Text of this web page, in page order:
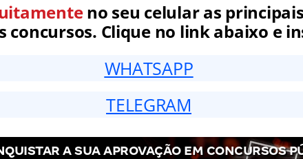
no seu celular as
concursos. Clique no link abaixo e
WHATSAPP
TELEGRAM
A SUA APROVAÇÃO EM CONCURSOS